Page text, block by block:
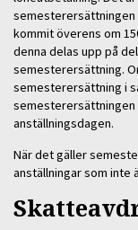
semesterersättningen
kommit överens om
denna delas upp på
semesterersättning.
semesterersättning i
semesterersättningen
anställningsdagen.
När det gäller
anställningar som inte